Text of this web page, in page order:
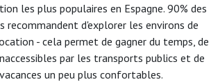
les plus populaires en Espagne. 90% des
recommandent d'explorer les environs de
- cela permet de gagner du temps, de
par les transports publics et de
un peu plus confortables.